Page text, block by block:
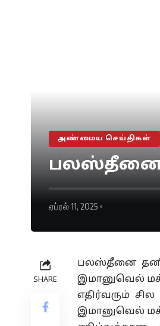
அண்மைய செய்திகள்
பலஸ்தீனை
ஏப்ரல் 11, 2025
SHARE
பலஸ்தீனை தனி
இமானுவெல்
எதிர்வரும்
இமானுவெல்